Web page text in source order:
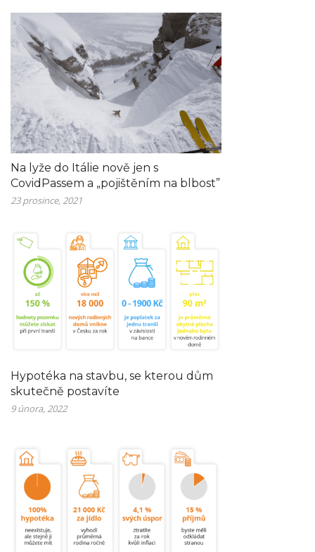
Na lyže do Itálie nově jen s
CovidPassem a „pojištěním na blbost”
23 prosince, 2021
Hypotéka na stavbu, se kterou dům
skutečně postavíte
9 února, 2022